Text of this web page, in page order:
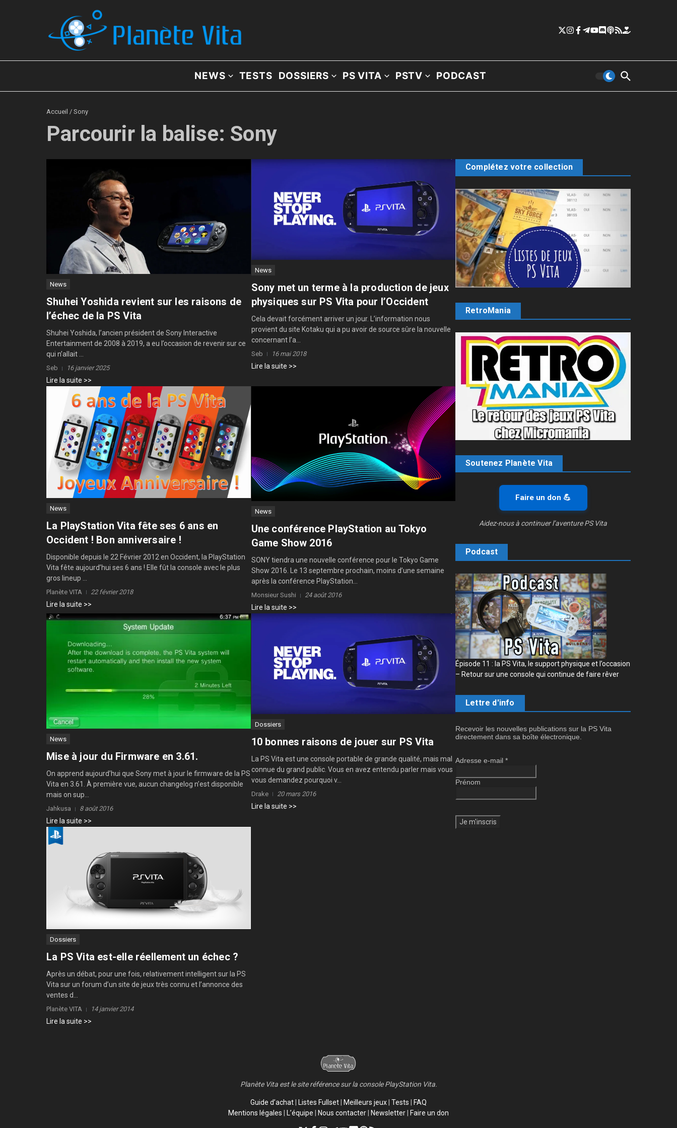
NEWS TESTS DOSSIERS PS VITA PSTV PODCAST
Accueil / Sony
Parcourir la balise: Sony
News
Shuhei Yoshida revient sur les raisons de
l’échec de la PS Vita
Shuhei Yoshida, l’ancien président de Sony Interactive
Entertainment de 2008 à 2019, a eu l’occasion de revenir sur ce
qui n’allait ...
Seb 16 janvier 2025
Lire la suite >>
News
Sony met un terme à la production de jeux
physiques sur PS Vita pour l’Occident
Cela devait forcément arriver un jour. L’information nous
provient du site Kotaku qui a pu avoir de source sûre la nouvelle
concernant l’a...
Seb 16 mai 2018
Lire la suite >>
News
La PlayStation Vita fête ses 6 ans en
Occident ! Bon anniversaire !
Disponible depuis le 22 Février 2012 en Occident, la PlayStation
Vita fête aujourd’hui ses 6 ans ! Elle fût la console avec le plus
gros lineup ...
Planète VITA 22 février 2018
Lire la suite >>
News
Une conférence PlayStation au Tokyo
Game Show 2016
SONY tiendra une nouvelle conférence pour le Tokyo Game
Show 2016. Le 13 septembre prochain, moins d’une semaine
après la conférence PlayStation...
Monsieur Sushi 24 août 2016
Lire la suite >>
News
Mise à jour du Firmware en 3.61.
On apprend aujourd’hui que Sony met à jour le firmware de la PS
Vita en 3.61. À première vue, aucun changelog n’est disponible
mais on sup...
Jahkusa 8 août 2016
Lire la suite >>
Dossiers
10 bonnes raisons de jouer sur PS Vita
La PS Vita est une console portable de grande qualité, mais mal
connue du grand public. Vous en avez entendu parler mais vous
vous demandez pourquoi v...
Drake 20 mars 2016
Lire la suite >>
Dossiers
La PS Vita est-elle réellement un échec ?
Après un débat, pour une fois, relativement intelligent sur la PS
Vita sur un forum d’un site de jeux très connu et l’annonce des
ventes d...
Planète VITA 14 janvier 2014
Lire la suite >>
Complétez votre collection
RetroMania
Soutenez Planète Vita
Faire un don 💪
Aidez-nous à continuer l’aventure PS Vita
Podcast
Épisode 11 : la PS Vita, le support physique et l’occasion
– Retour sur une console qui continue de faire rêver
Lettre d'info
Recevoir les nouvelles publications sur la PS Vita
directement dans sa boîte électronique.
Adresse e-mail *
Prénom
Planète Vita est le site référence sur la console PlayStation Vita.
Guide d’achat Listes Fullset Meilleurs jeux Tests
FAQ
Mentions légales
L’équipe Nous contacter Newsletter Faire un don